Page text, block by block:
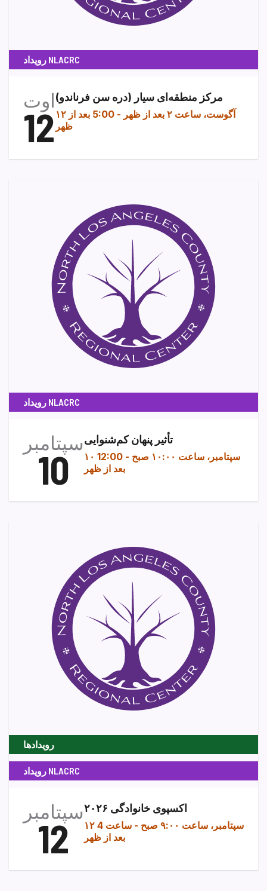
رویداد NLACRC
اوت
12
مرکز منطقه‌ای سیار (دره سن فرناندو)
۱۲ آگوست، ساعت ۲ بعد از ظهر -
5:00 بعد از
ظهر
رویداد NLACRC
سپتامبر
10
تأثیر پنهان کم‌شنوایی
۱۰ سپتامبر، ساعت ۱۰:۰۰ صبح -
12:00
بعد از ظهر
رویدادها
رویداد NLACRC
سپتامبر
12
اکسپوی خانوادگی ۲۰۲۶
۱۲ سپتامبر، ساعت ۹:۰۰ صبح -
ساعت 4
بعد از ظهر